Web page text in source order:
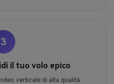
3
il tuo volo epico
verticale di alta qualità